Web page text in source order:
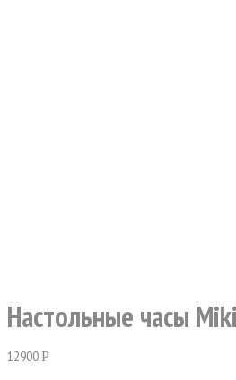
Настольные часы
12900Р